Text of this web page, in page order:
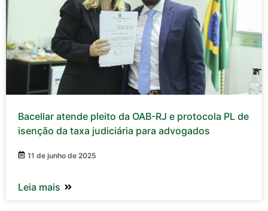
Bacellar atende pleito da OAB-RJ e protocola PL de
isenção da taxa judiciária para advogados
11 de junho de 2025
Leia mais